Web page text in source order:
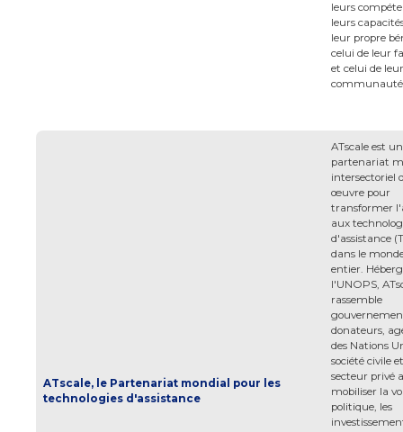
leurs
leurs
leur propre
celui de leur
et celui de
ATscale, le Partenariat mondial pour les
technologies d'assistance
ATscale est un
partenariat
intersectoriel
œuvre pour
transformer
aux
d'assistance
dans le
entier.
l'UNOPS,
rassemble
donateurs,
des Nations
société civile et
secteur privé
mobiliser la
politique, les